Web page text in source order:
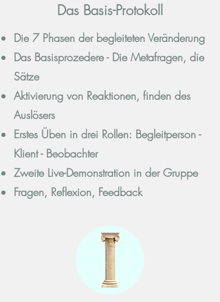
Das Basis-Protokoll
Die 7 Phasen der begleiteten Veränderung
Das Basisprozedere - Die Metafragen, die
Sätze
Aktivierung von Reaktionen, finden des
Auslösers
Erstes Üben in drei Rollen: Begleitperson -
Klient - Beobachter
Zweite Live-Demonstration in der Gruppe
Fragen, Reflexion, Feedback